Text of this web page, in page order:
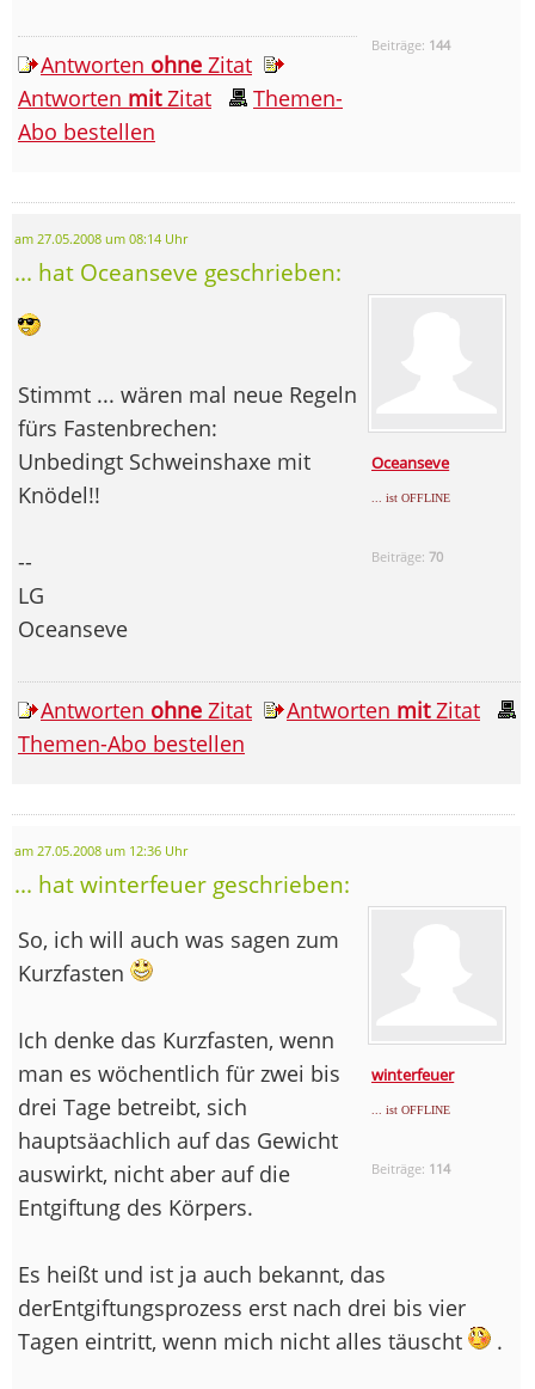
Beiträge: 144
Antworten ohne Zitat
Antworten mitZitat
Themen-
Abo bestellen
am 27.05.2008 um 08:14 Uhr
... hat Oceanseve geschrieben:
Oceanseve
... ist OFFLINE
Beiträge:70
Stimmt ... wären mal neue Regeln
fürs Fastenbrechen:
Unbedingt Schweinshaxe mit
Knödel!!
--
LG
Oceanseve
Antworten ohne Zitat Antworten mitZitat
Themen-Abo bestellen
am 27.05.2008 um 12:36 Uhr
... hat winterfeuer geschrieben:
winterfeuer
... ist OFFLINE
Beiträge: 114
So, ich will auch was sagen zum
Kurzfasten
Ich denke das Kurzfasten, wenn
man es wöchentlich für zwei bis
drei Tage betreibt, sich
hauptsäachlich auf das Gewicht
auswirkt, nicht aber auf die
Entgiftung des Körpers.
Es heißt und ist ja auch bekannt, das
derEntgiftungsprozess erst nach drei bis vier
Tagen eintritt, wenn mich nicht alles täuscht
.